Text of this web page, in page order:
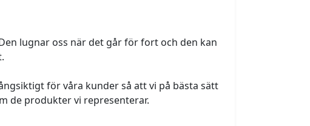
lugnar oss när det går för fort och den kan
för våra kunder så att vi på bästa sätt
de produkter vi representerar.